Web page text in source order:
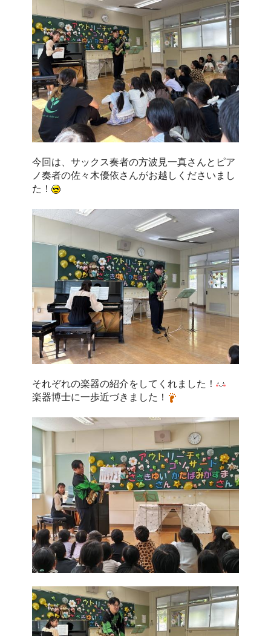
今回は、サックス奏者の方波見一真さんとピア
ノ奏者の佐々木優依さんがお越しくださいまし
た！
それぞれの楽器の紹介をしてくれました！
楽器博士に一歩近づきました！